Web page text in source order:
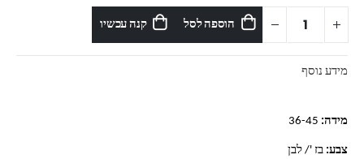
הוספה לסל קנה עכשיו
מידע נוסף
מידה: 36-45
צבע: בז '/ לבן